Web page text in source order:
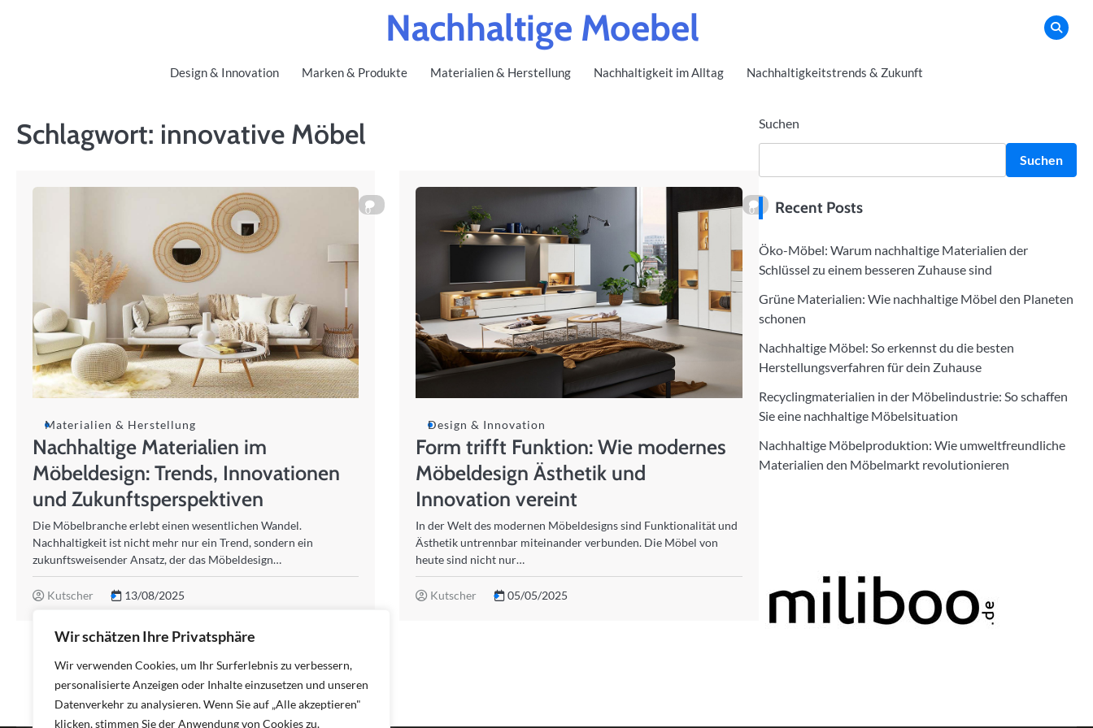
Wir schätzen Ihre Privatsphäre
Wir verwenden Cookies, um Ihr Surferlebnis zu verbessern,
personalisierte Anzeigen oder Inhalte einzusetzen und unseren
Datenverkehr zu analysieren. Wenn Sie auf „Alle akzeptieren"
klicken, stimmen Sie der Anwendung von Cookies zu.
Nachhaltige Moebel
Design & Innovation Marken & Produkte Materialien & Herstellung Nachhaltigkeit im Alltag Nachhaltigkeitstrends & Zukunft
Schlagwort: innovative Möbel
0
Materialien & Herstellung
Nachhaltige Materialien im
Möbeldesign: Trends, Innovationen
und Zukunftsperspektiven
Die Möbelbranche erlebt einen wesentlichen Wandel.
Nachhaltigkeit ist nicht mehr nur ein Trend, sondern ein
zukunftsweisender Ansatz, der das Möbeldesign…
Kutscher 13/08/2025
0
Design & Innovation
Form trifft Funktion: Wie modernes
Möbeldesign Ästhetik und
Innovation vereint
In der Welt des modernen Möbeldesigns sind Funktionalität und
Ästhetik untrennbar miteinander verbunden. Die Möbel von
heute sind nicht nur…
Kutscher 05/05/2025
Suchen
Suchen
Recent Posts
Öko-Möbel: Warum nachhaltige Materialien der
Schlüssel zu einem besseren Zuhause sind
Grüne Materialien: Wie nachhaltige Möbel den Planeten
schonen
Nachhaltige Möbel: So erkennst du die besten
Herstellungsverfahren für dein Zuhause
Recyclingmaterialien in der Möbelindustrie: So schaffen
Sie eine nachhaltige Möbelsituation
Nachhaltige Möbelproduktion: Wie umweltfreundliche
Materialien den Möbelmarkt revolutionieren